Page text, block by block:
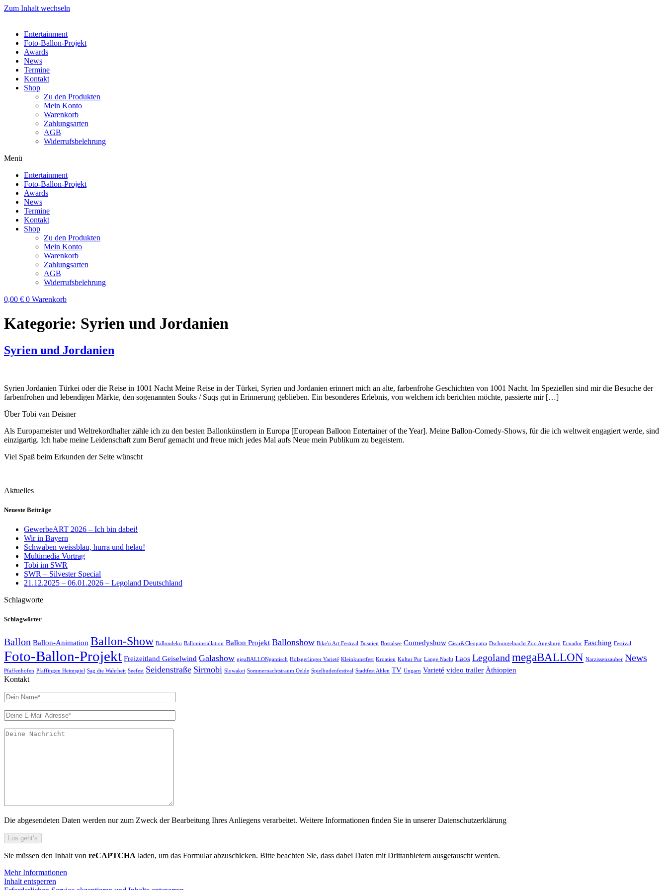
Zum Inhalt wechseln
Entertainment
Foto-Ballon-Projekt
Awards
News
Termine
Kontakt
Shop
Zu den Produkten
Mein Konto
Warenkorb
Zahlungsarten
AGB
Widerrufsbelehrung
Menü
Entertainment
Foto-Ballon-Projekt
Awards
News
Termine
Kontakt
Shop
Zu den Produkten
Mein Konto
Warenkorb
Zahlungsarten
AGB
Widerrufsbelehrung
0,00 € 0 Warenkorb
Kategorie: Syrien und Jordanien
Syrien und Jordanien
Syrien Jordanien Türkei oder die Reise in 1001 Nacht Meine Reise in der Türkei, Syrien und Jordanien erinnert mich an alte, farbenfrohe Geschichten von 1001 Nacht. Im Speziellen sind mir die Besuche der
farbenfrohen und lebendigen Märkte, den sogenannten Souks / Suqs gut in Erinnerung geblieben. Ein besonderes Erlebnis, von welchem ich berichten möchte, passierte mir […]
Über Tobi van Deisner
Als Europameister und Weltrekordhalter zähle ich zu den besten Ballonkünstlern in Europa [European Balloon Entertainer of the Year]. Meine Ballon-Comedy-Shows, für die ich weltweit engagiert werde, sind
einzigartig. Ich habe meine Leidenschaft zum Beruf gemacht und freue mich jedes Mal aufs Neue mein Publikum zu begeistern.
Viel Spaß beim Erkunden der Seite wünscht
Aktuelles
Neueste Beiträge
GewerbeART 2026 – Ich bin dabei!
Wir in Bayern
Schwaben weissblau, hurra und helau!
Multimedia Vortrag
Tobi im SWR
SWR – Silvester Special
21.12.2025 – 06.01.2026 – Legoland Deutschland
Schlagworte
Schlagwörter
Ballon Ballon-Animation Ballon-Show Ballondeko Balloninstallation Ballon Projekt Ballonshow Bike'n Art Festival Bosnien Bostalsee Comedyshow Cäsar&Cleopatra Dschungelnacht Zoo Augsburg Ecuador Fasching Festival
Foto-Ballon-Projekt Freizeitland Geiselwind Galashow gigaBALLONgantisch Holzgerlinger Varieté Kleinkunstfest Kroatien Kultur Pur Lange Nacht Laos LegolandmegaBALLON Narzissenzauber News
Pfaffenhofen Pfäffingen Heimspiel Sag die Wahrheit Seefest Seidenstraße Sirmobi Slowakei Sommernachtstraum Oelde Spielbudenfestival Stadtfest Ahlen TV Ungarn Varieté video trailer Äthiopien
Kontakt
Die abgesendeten Daten werden nur zum Zweck der Bearbeitung Ihres Anliegens verarbeitet. Weitere Informationen finden Sie in unserer Datenschutzerklärung
Sie müssen den Inhalt von reCAPTCHA laden, um das Formular abzuschicken. Bitte beachten Sie, dass dabei Daten mit Drittanbietern ausgetauscht werden.
Mehr Informationen
Inhalt entsperren